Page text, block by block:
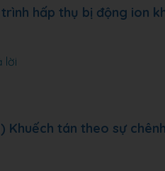
hấp thụ bị động ion
lời
Khuếch tán theo sự